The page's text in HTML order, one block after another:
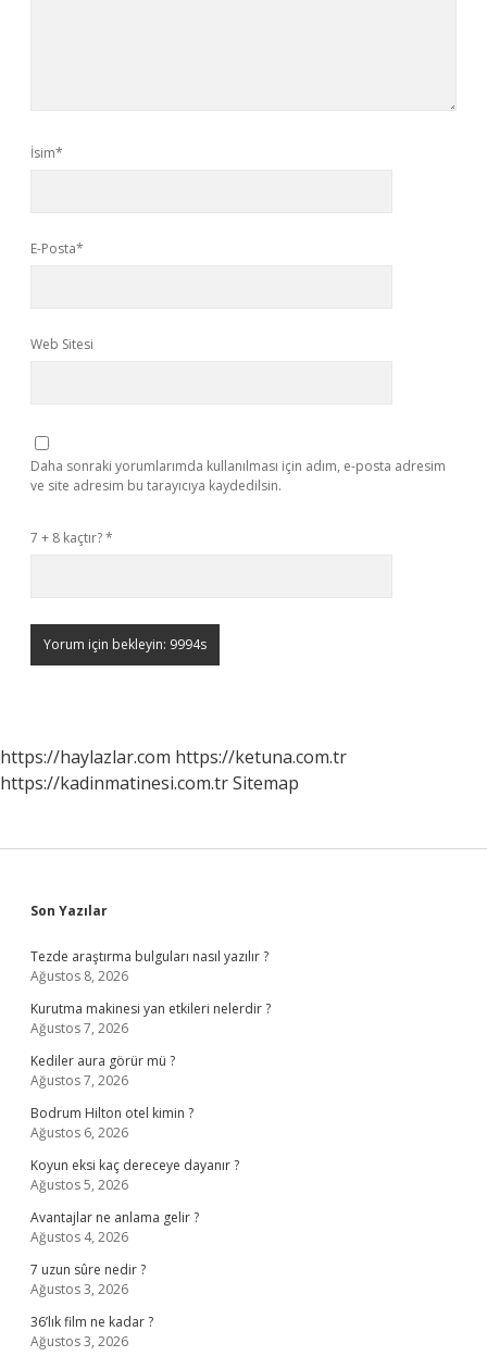
İsim*
E-Posta*
Web Sitesi
Daha sonraki yorumlarımda kullanılması için adım, e-posta adresim
ve site adresim bu tarayıcıya kaydedilsin.
7 + 8 kaçtır?*
https://haylazlar.com https://ketuna.com.tr
https://kadinmatinesi.com.trSitemap
Sidebar
Son Yazılar
Tezde araştırma bulguları nasıl yazılır ?
Ağustos 8, 2026
Kurutma makinesi yan etkileri nelerdir ?
Ağustos 7, 2026
Kediler aura görür mü ?
Ağustos 7, 2026
Bodrum Hilton otel kimin ?
Ağustos 6, 2026
Koyun eksi kaç dereceye dayanır ?
Ağustos 5, 2026
Avantajlar ne anlama gelir ?
Ağustos 4, 2026
7 uzun sûre nedir ?
Ağustos 3, 2026
36’lık film ne kadar ?
Ağustos 3, 2026